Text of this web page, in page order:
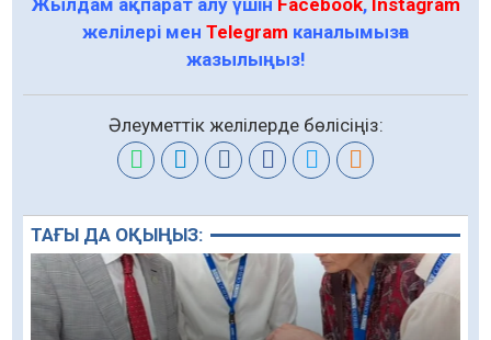
Жылдам ақпарат алу үшін Facebook, Instagram
желілері мен Telegram каналымызға
жазылыңыз!
Әлеуметтік желілерде бөлісіңіз:
ТАҒЫ ДА ОҚЫҢЫЗ: